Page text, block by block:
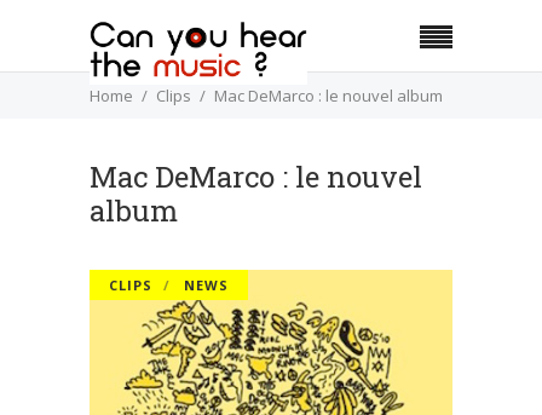
Home Clips Mac DeMarco : le nouvel album
Mac DeMarco : le nouvel
album
CLIPS NEWS